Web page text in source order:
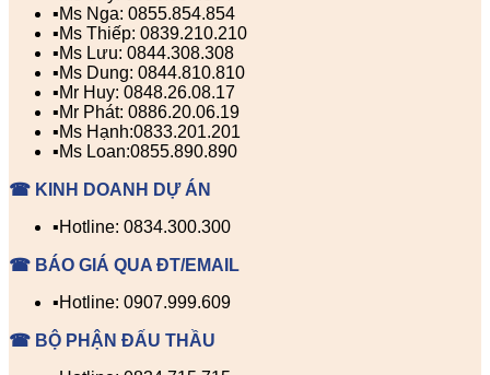
▪️Ms Nga: 0855.854.854
▪️Ms Thiếp: 0839.210.210
▪️Ms Lưu: 0844.308.308
▪️Ms Dung: 0844.810.810
▪️Mr Huy: 0848.26.08.17
▪️Mr Phát: 0886.20.06.19
▪️Ms Hạnh:0833.201.201
▪️Ms Loan:0855.890.890
☎ KINH DOANH DỰ ÁN
▪️Hotline: 0834.300.300
☎ BÁO GIÁ QUA ĐT/EMAIL
▪️Hotline: 0907.999.609
☎ BỘ PHẬN ĐẤU THẦU